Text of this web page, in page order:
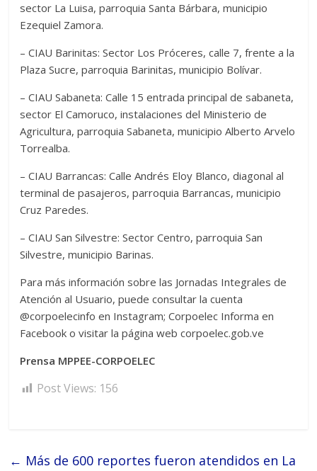
sector La Luisa, parroquia Santa Bárbara, municipio
Ezequiel Zamora.
– CIAU Barinitas: Sector Los Próceres, calle 7, frente a la
Plaza Sucre, parroquia Barinitas, municipio Bolívar.
– CIAU Sabaneta: Calle 15 entrada principal de sabaneta,
sector El Camoruco, instalaciones del Ministerio de
Agricultura, parroquia Sabaneta, municipio Alberto Arvelo
Torrealba.
– CIAU Barrancas: Calle Andrés Eloy Blanco, diagonal al
terminal de pasajeros, parroquia Barrancas, municipio
Cruz Paredes.
– CIAU San Silvestre: Sector Centro, parroquia San
Silvestre, municipio Barinas.
Para más información sobre las Jornadas Integrales de
Atención al Usuario, puede consultar la cuenta
@corpoelecinfo en Instagram; Corpoelec Informa en
Facebook o visitar la página web corpoelec.gob.ve
Prensa MPPEE-CORPOELEC
Post Views: 156
← Más de 600 reportes fueron atendidos en La